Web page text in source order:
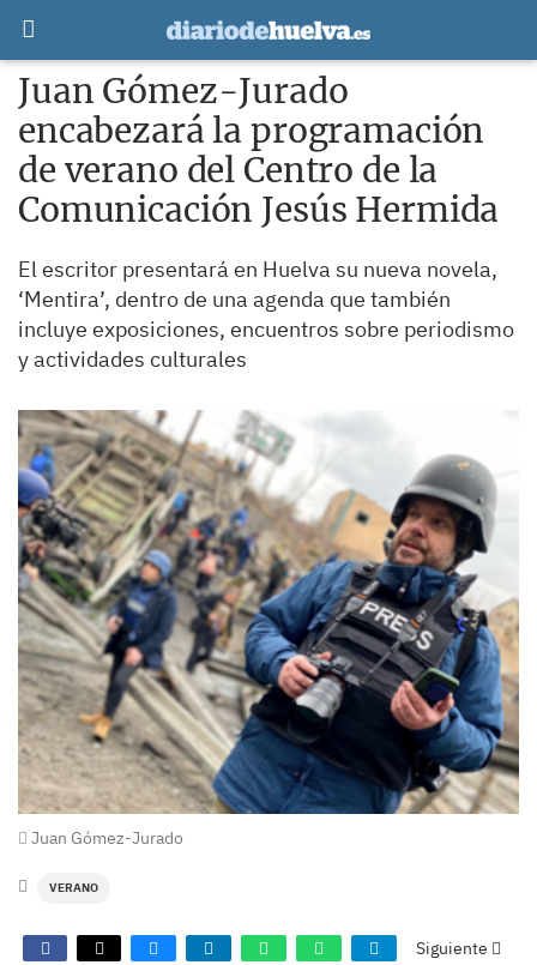
Juan Gómez-Jurado
encabezará la programación
de verano del Centro de la
Comunicación Jesús Hermida
El escritor presentará en Huelva su nueva novela,
‘Mentira’, dentro de una agenda que también
incluye exposiciones, encuentros sobre periodismo
y actividades culturales
Juan Gómez-Jurado
VERANO
Siguiente